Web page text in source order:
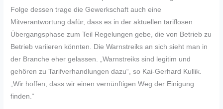
Folge dessen trage die Gewerkschaft auch eine
Mitverantwortung dafür, dass es in der aktuellen tariflosen
Übergangsphase zum Teil Regelungen gebe, die von Betrieb zu
Betrieb variieren könnten. Die Warnstreiks an sich sieht man in
der Branche eher gelassen. „Warnstreiks sind legitim und
gehören zu Tarifverhandlungen dazu“, so Kai-Gerhard Kullik.
„Wir hoffen, dass wir einen vernünftigen Weg der Einigung
finden.“